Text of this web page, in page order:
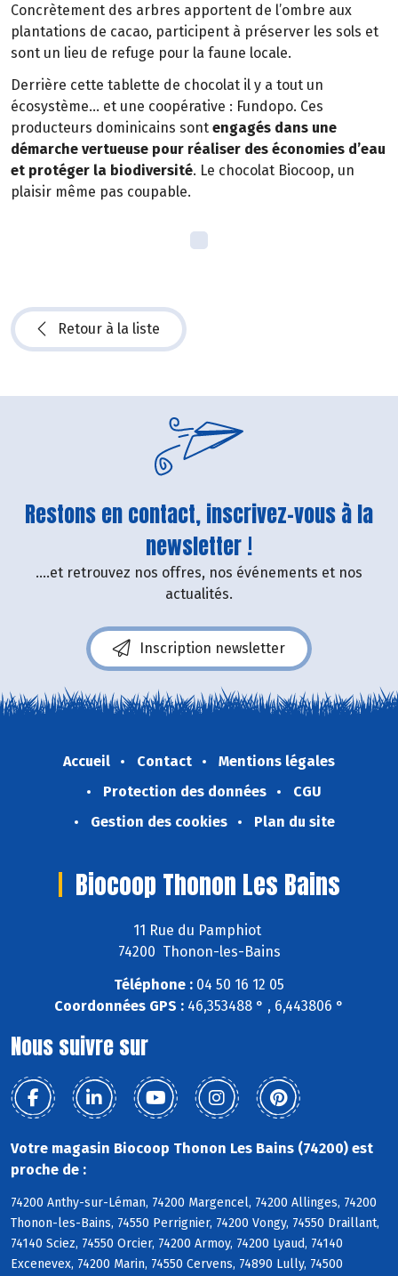
Concrètement des arbres apportent de l’ombre aux
plantations de cacao, participent à préserver les sols et
sont un lieu de refuge pour la faune locale.
Derrière cette tablette de chocolat il y a tout un
écosystème… et une coopérative : Fundopo. Ces
producteurs dominicains sont engagés dans une
démarche vertueuse pour réaliser des économies d’eau
et protéger la biodiversité. Le chocolat Biocoop, un
plaisir même pas coupable.
Retour à la liste
Restons en contact, inscrivez-vous à la
newsletter !
....et retrouvez nos offres, nos événements et nos
actualités.
Inscription newsletter
Accueil Contact
Mentions légales
Protection des données
CGU
Gestion des cookies
Plan du site
Biocoop Thonon Les Bains
11 Rue du Pamphiot
74200 Thonon-les-Bains
Téléphone : 04 50 16 12 05
Coordonnées GPS : 46,353488 ° , 6,443806 °
Nous suivre sur
Votre magasin Biocoop Thonon Les Bains (74200) est
proche de :
74200 Anthy-sur-Léman, 74200 Margencel, 74200 Allinges, 74200
Thonon-les-Bains, 74550 Perrignier, 74200 Vongy, 74550 Draillant,
74140 Sciez, 74550 Orcier, 74200 Armoy, 74200 Lyaud, 74140
Excenevex, 74200 Marin, 74550 Cervens, 74890 Lully, 74500